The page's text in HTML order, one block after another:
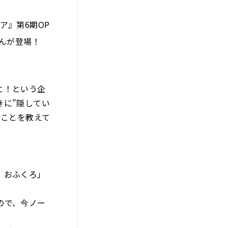
』第6期OP
が登場！
！という企
に”隠してい
とを教えて
ふくろ」
、今ノー